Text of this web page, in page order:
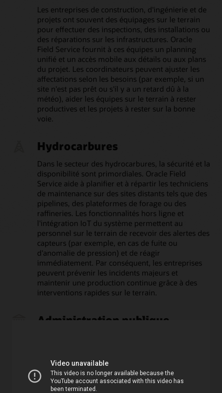
Les entreprises de construction, d'ingénierie et de
projets ont souvent des équipages sur le terrain
pour effectuer des inspections, des installations ou
des réparations sur les infrastructures. Oracle
Field Service fournit à ces équipes un planning
unifié et un accès mobile aux détails ou aux plans
du projet. Les coordinateurs peuvent ajuster les
affectations selon les besoins (par exemple, si un
site n'est pas prêt ou s'il y a un retard dû à la
météo), aider les équipes sur le terrain à rester
productives et les projets à rester sur la bonne
voie.
Hydrocarbures
Dans le secteur des hydrocarbures, la sécurité et la
disponibilité sont primordiales. Oracle Field
Service aide à planifier et à répartir les techniciens
de maintenance sur des sites distants tels que des
pipelines, des plateformes de forage ou des
raffineries. Les fonctionnalités hors ligne et
l'intégration IoT du système permettent au
personnel sur le terrain de recevoir des alertes des
capteurs (par exemple, en cas de fuite ou
d'anomalie de pression) et de réagir
immédiatement. Par conséquent, les entreprises
peuvent prévenir les incidents majeurs et
maintenir une production continue grâce à des
interventions rapides sur le terrain.
Administration publique
inspections de bâtiments, maintenance des
travaux publics, services publics, etc. Oracle Field
Service permet aux agents de terrain et aux sous-